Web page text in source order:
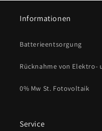
Informationen
Batterieentsorgung
Rücknahme von
0% Mw St. Fotovoltaik
Service